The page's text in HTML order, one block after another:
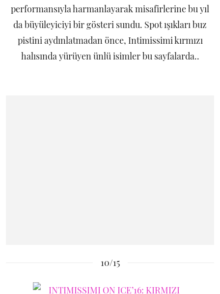
performansıyla harmanlayarak misafirlerine bu yıl
da büyüleyiciyi bir gösteri sundu. Spot ışıkları buz
pistini aydınlatmadan önce, Intimissimi kırmızı
halısında yürüyen ünlü isimler bu sayfalarda..
10/15